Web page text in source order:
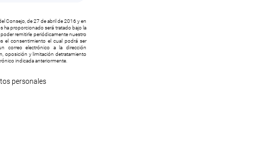
Consejo, de 27 de abril de 2016 y en
ha proporcionado será tratado bajo la
remitirle periódicamente nuestro
el consentimiento el cual podrá ser
correo electrónico a la dirección
oposición y limitación detratamiento
indicada anteriormente.
personales